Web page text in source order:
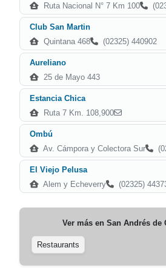
Ruta Nacional N° 7 Km 100
Club San Martin
Quintana 468
(02325) 440902
Aureliano
25 de Mayo 443
Estancia Chica
Ruta 7 Km. 108,900
Ombú
Av. Cámpora y Colectora Sur
El Viejo Pelusa
Alem y Echeverry
(02325)
Ver más en San Andrés de
Restaurants